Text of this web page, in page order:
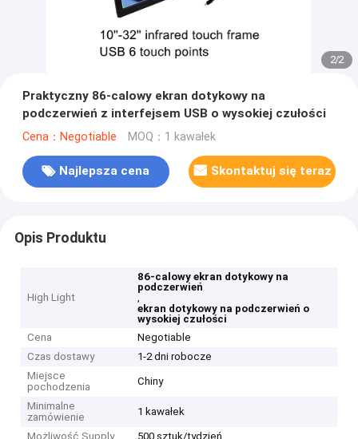
2/2
Praktyczny 86-calowy ekran dotykowy na
podczerwień z interfejsem USB o wysokiej czułości
Cena：Negotiable MOQ：1 kawałek
Najlepsza cena Skontaktuj się teraz
Opis Produktu
High Light
86-calowy ekran dotykowy na
podczerwień
,
ekran dotykowy na podczerwień o
wysokiej czułości
Cena
Negotiable
Czas dostawy
1-2 dni robocze
Miejsce
pochodzenia
Chiny
Minimalne
zamówienie
1 kawałek
Możliwość Supply 500 sztuk/tydzień